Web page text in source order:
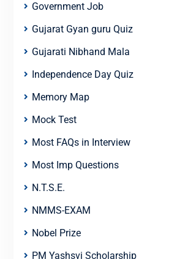
Government Job
Gujarat Gyan guru Quiz
Gujarati Nibhand Mala
Independence Day Quiz
Memory Map
Mock Test
Most FAQs in Interview
Most Imp Questions
N.T.S.E.
NMMS-EXAM
Nobel Prize
PM Yashsvi Scholarship